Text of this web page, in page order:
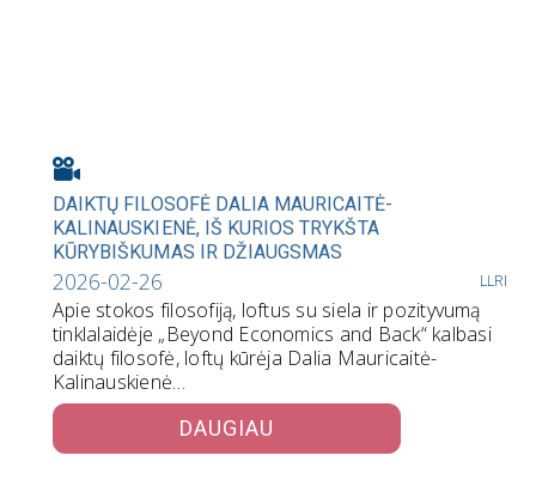
DAIKTŲ FILOSOFĖ DALIA MAURICAITĖ-
KALINAUSKIENĖ, IŠ KURIOS TRYKŠTA
KŪRYBIŠKUMAS IR DŽIAUGSMAS
2026-02-26 LLRI
Apie stokos filosofiją, loftus su siela ir pozityvumą
tinklalaidėje „Beyond Economics and Back“ kalbasi
daiktų filosofė, loftų kūrėja Dalia Mauricaitė-
Kalinauskienė…
DAUGIAU